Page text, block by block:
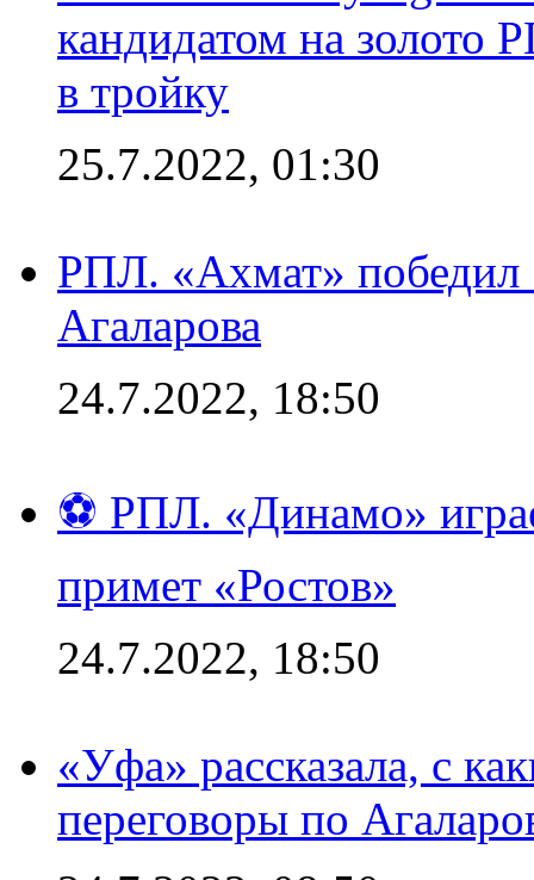
кандидатом на
в тройку
25.7.2022, 01:30
РПЛ. «Ахмат» победил
Агаларова
24.7.2022, 18:50
⚽ РПЛ. «Динамо»
примет «Ростов»
24.7.2022, 18:50
«Уфа» рассказала, с
переговоры по